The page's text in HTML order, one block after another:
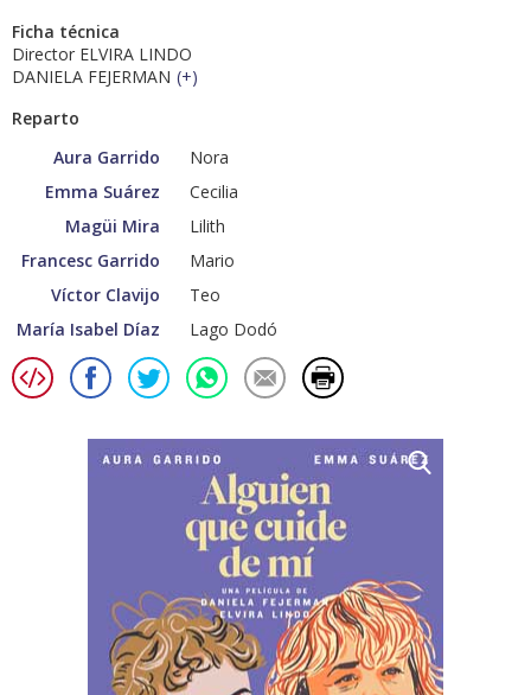
Ficha técnica
Director ELVIRA LINDO
DANIELA FEJERMAN (+)
Reparto
Aura Garrido
Nora
Emma Suárez
Cecilia
Magüi Mira
Lilith
Francesc Garrido
Mario
Víctor Clavijo
Teo
María Isabel Díaz
Lago Dodó